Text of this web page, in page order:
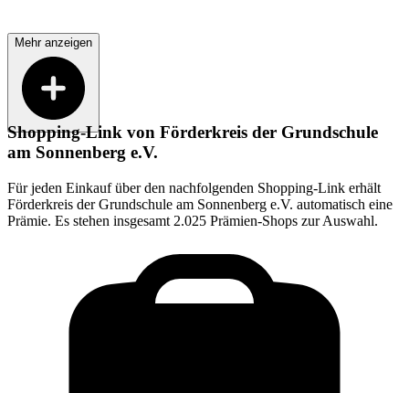
Mehr anzeigen
Shopping-Link von Förderkreis der Grundschule
am Sonnenberg e.V.
Für jeden Einkauf über den nachfolgenden Shopping-Link erhält
Förderkreis der Grundschule am Sonnenberg e.V. automatisch eine
Prämie. Es stehen insgesamt 2.025 Prämien-Shops zur Auswahl.